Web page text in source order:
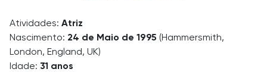
Atividades: Atriz
Nascimento: 24 de Maio de 1995 (Hammersmith,
London, England, UK)
Idade: 31 anos